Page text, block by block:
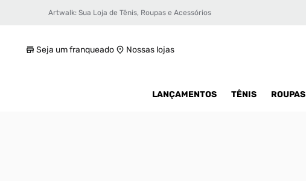
Artwalk: Sua Loja de Tênis, Roupas e Acessórios
Seja um franqueado Nossas lojas
LANÇAMENTOS TÊNIS ROUPAS
Sandália Rider Power Commuter R10 Masculina